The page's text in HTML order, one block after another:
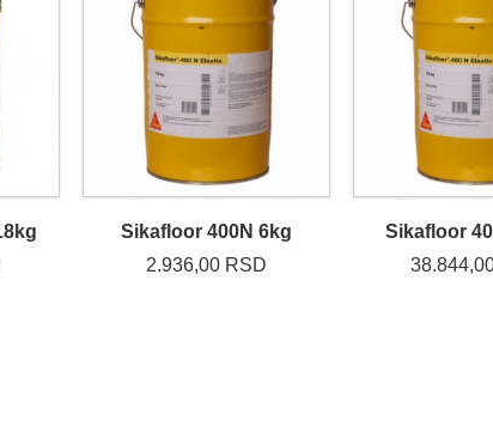
Sikafloor 400N 6kg
2.936,00 RSD
Sikafloor